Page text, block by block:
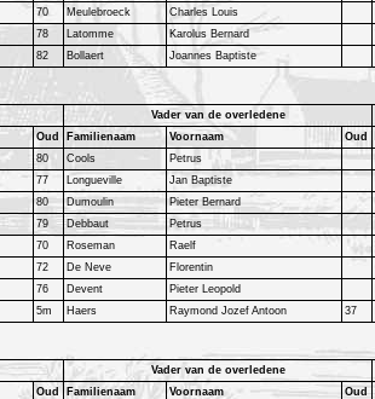
70 Meulebroeck Charles Louis
78 Latomme Karolus Bernard
82 Bollaert Joannes Baptiste
Vader van de overledene
Oud Familienaam Voornaam Oud
80 Cools Petrus
77 Longueville Jan Baptiste
80 Dumoulin Pieter Bernard
79 Debbaut Petrus
70 Roseman Raelf
72 De Neve Florentin
76 Devent Pieter Leopold
5m Haers Raymond Jozef Antoon 37
Vader van de overledene
Oud Familienaam Voornaam Oud